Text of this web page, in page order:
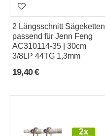
2 Längsschnitt Sägeketten
passend für Jenn Feng
AC310114-35 | 30cm
3/8LP 44TG 1,3mm
19,40 €
t
e
a